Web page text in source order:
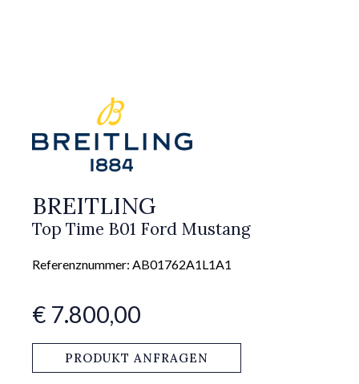
BREITLING
Top Time B01 Ford Mustang
Referenznummer: AB01762A1L1A1
€ 7.800,00
PRODUKT ANFRAGEN